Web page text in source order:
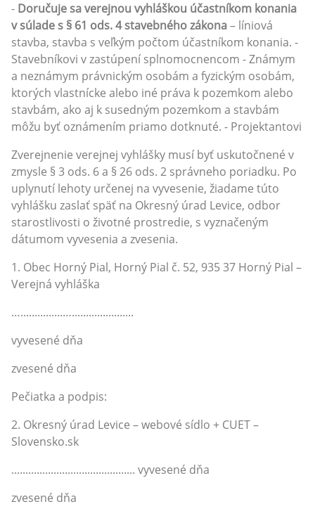
- Doručuje sa verejnou vyhláškou účastníkom konania
v súlade s § 61 ods. 4 stavebného zákona– líniová
stavba, stavba s veľkým počtom účastníkom konania. -
Stavebníkovi v zastúpení splnomocnencom - Známym
a neznámym právnickým osobám a fyzickým osobám,
ktorých vlastnícke alebo iné práva k pozemkom alebo
stavbám, ako aj k susedným pozemkom a stavbám
môžu byť oznámením priamo dotknuté. - Projektantovi
Zverejnenie verejnej vyhlášky musí byť uskutočnené v
zmysle § 3 ods. 6 a § 26 ods. 2 správneho poriadku. Po
uplynutí lehoty určenej na vyvesenie, žiadame túto
vyhlášku zaslať späť na Okresný úrad Levice, odbor
starostlivosti o životné prostredie, s vyznačeným
dátumom vyvesenia a zvesenia.
1. Obec Horný Pial, Horný Pial č. 52, 935 37 Horný Pial –
Verejná vyhláška
…...............…......................
vyvesené dňa
zvesené dňa
Pečiatka a podpis:
2. Okresný úrad Levice – webové sídlo + CUET –
Slovensko.sk
............................................ vyvesené dňa
zvesené dňa